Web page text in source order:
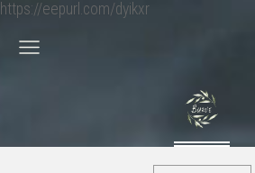
https://eepurl.com/dyikxr